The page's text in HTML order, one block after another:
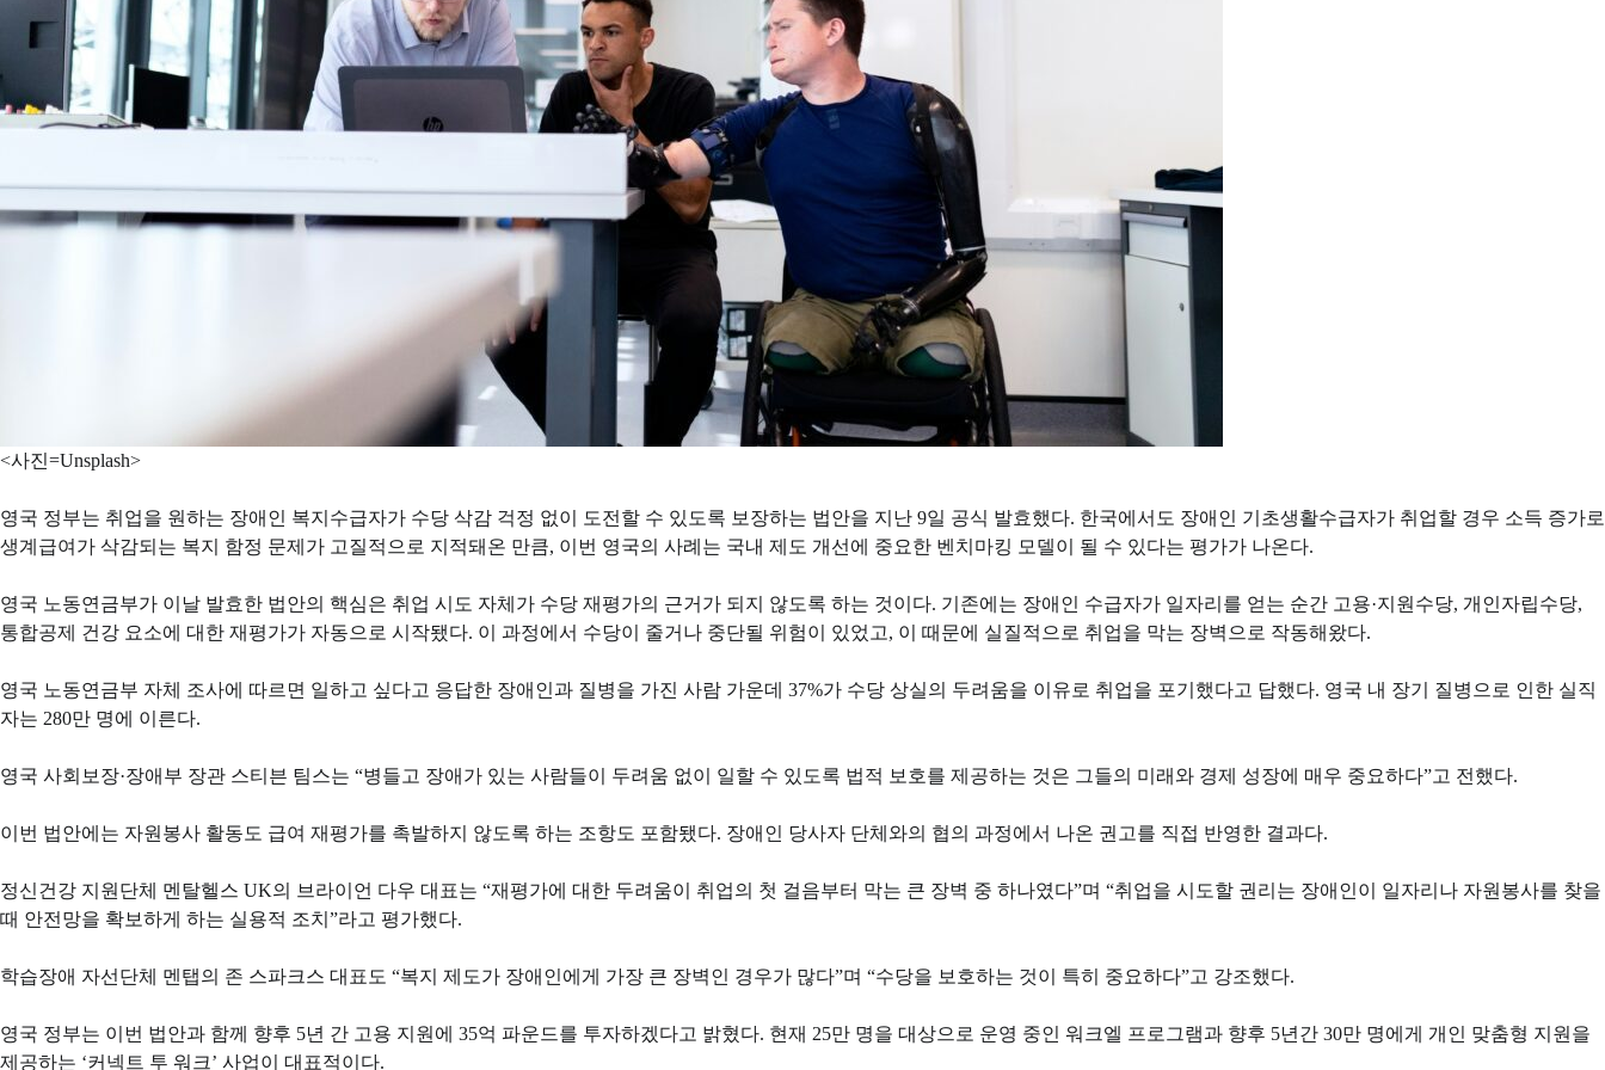
<사진=Unsplash>
영국 정부는 취업을 원하는 장애인 복지수급자가 수당 삭감 걱정 없이 도전할 수 있도록 보장하는 법안을 지난 9일 공식 발효했다. 한국에서도 장애인 기초생활수급자가 취업할 경우 소득 증가로
생계급여가 삭감되는 복지 함정 문제가 고질적으로 지적돼온 만큼, 이번 영국의 사례는 국내 제도 개선에 중요한 벤치마킹 모델이 될 수 있다는 평가가 나온다.
영국 노동연금부가 이날 발효한 법안의 핵심은 취업 시도 자체가 수당 재평가의 근거가 되지 않도록 하는 것이다. 기존에는 장애인 수급자가 일자리를 얻는 순간 고용·지원수당, 개인자립수당,
통합공제 건강 요소에 대한 재평가가 자동으로 시작됐다. 이 과정에서 수당이 줄거나 중단될 위험이 있었고, 이 때문에 실질적으로 취업을 막는 장벽으로 작동해왔다.
영국 노동연금부 자체 조사에 따르면 일하고 싶다고 응답한 장애인과 질병을 가진 사람 가운데 37%가 수당 상실의 두려움을 이유로 취업을 포기했다고 답했다. 영국 내 장기 질병으로 인한 실직
자는 280만 명에 이른다.
영국 사회보장·장애부 장관 스티븐 팀스는 “병들고 장애가 있는 사람들이 두려움 없이 일할 수 있도록 법적 보호를 제공하는 것은 그들의 미래와 경제 성장에 매우 중요하다”고 전했다.
이번 법안에는 자원봉사 활동도 급여 재평가를 촉발하지 않도록 하는 조항도 포함됐다. 장애인 당사자 단체와의 협의 과정에서 나온 권고를 직접 반영한 결과다.
정신건강 지원단체 멘탈헬스 UK의 브라이언 다우 대표는 “재평가에 대한 두려움이 취업의 첫 걸음부터 막는 큰 장벽 중 하나였다”며 “취업을 시도할 권리는 장애인이 일자리나 자원봉사를 찾을
때 안전망을 확보하게 하는 실용적 조치”라고 평가했다.
학습장애 자선단체 멘탭의 존 스파크스 대표도 “복지 제도가 장애인에게 가장 큰 장벽인 경우가 많다”며 “수당을 보호하는 것이 특히 중요하다”고 강조했다.
영국 정부는 이번 법안과 함께 향후 5년 간 고용 지원에 35억 파운드를 투자하겠다고 밝혔다. 현재 25만 명을 대상으로 운영 중인 워크엘 프로그램과 향후 5년간 30만 명에게 개인 맞춤형 지원을
제공하는 ‘커넥트 투 워크’ 사업이 대표적이다.